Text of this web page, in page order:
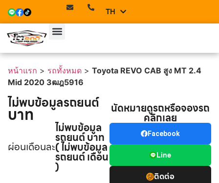
TH
EN
หน้าแรก > รถทั้งหมด > Toyota REVO CAB สูง MT 2.4
Mid 2020 3ฒฎ5916
ไม่พบข้อมูลรถยนต์
บาท
ผ่อนเดือนละ
ไม่พบข้อมูล
รถยนต์ บาท
( ไม่พบข้อมูล
รถยนต์ เดือน
)
นัดหมายดูรถหรือจองรถ
คลิกเลย
Facebook
Line
ติดต่อ